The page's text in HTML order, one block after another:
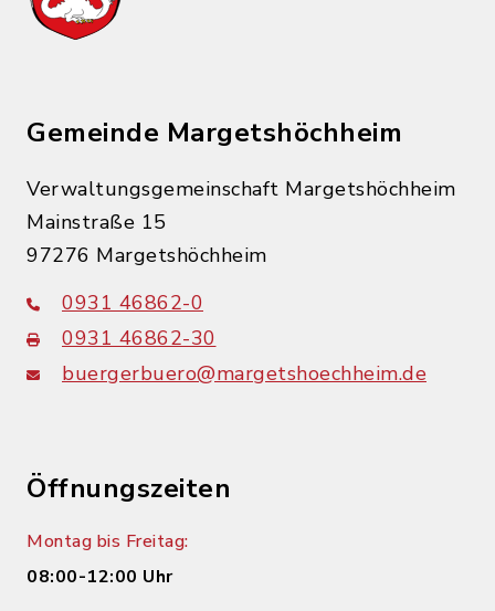
Gemeinde Margetshöchheim
Verwaltungsgemeinschaft Margetshöchheim
Mainstraße 15
97276 Margetshöchheim
0931 46862-0
0931 46862-30
buergerbuero@margetshoechheim.de
Öffnungszeiten
Montag bis Freitag:
08:00-12:00 Uhr